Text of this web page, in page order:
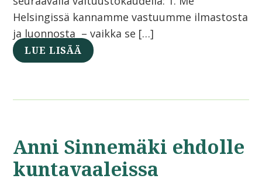
Helsingissä kannamme vastuumme ilmastosta
ja luonnosta – vaikka se […]
LUE LISÄÄ
Anni Sinnemäki ehdolle
kuntavaaleissa